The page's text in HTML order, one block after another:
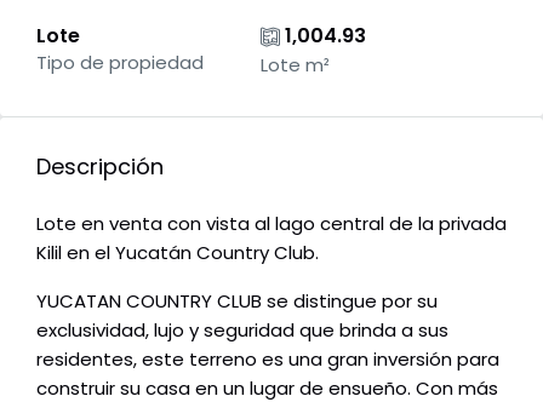
Lote
Tipo de propiedad
1,004.93
Lote m²
Descripción
Lote en venta con vista al lago central de la privada
Kilil en el Yucatán Country Club.
YUCATAN COUNTRY CLUB se distingue por su
exclusividad, lujo y seguridad que brinda a sus
residentes, este terreno es una gran inversión para
construir su casa en un lugar de ensueño. Con más